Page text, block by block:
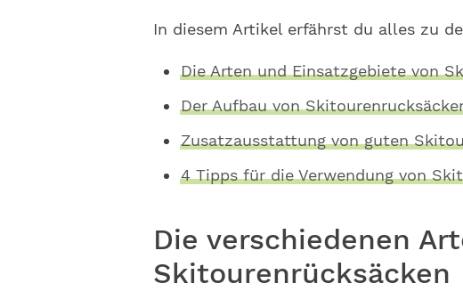
In diesem Artikel erfährst du alles zu
Die Arten und Einsatzgebiete von
Der Aufbau von
Zusatzausstattung von guten
4 Tipps für die Verwendung von
Die verschiedenen
Skitourenrücksäcken